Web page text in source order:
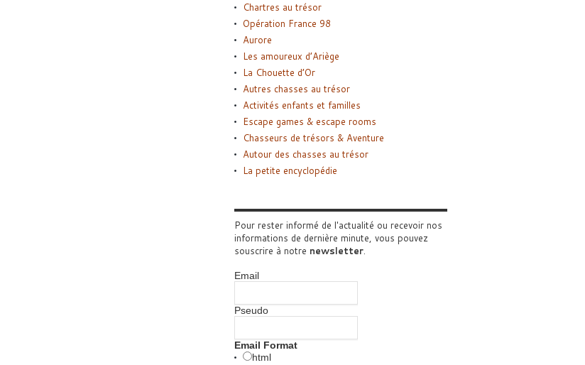
Chartres au trésor
Opération France 98
Aurore
Les amoureux d’Ariège
La Chouette d’Or
Autres chasses au trésor
Activités enfants et familles
Escape games & escape rooms
Chasseurs de trésors & Aventure
Autour des chasses au trésor
La petite encyclopédie
Pour rester informé de l'actualité ou recevoir nos
informations de dernière minute, vous pouvez
souscrire à notre newsletter.
Email
Pseudo
Email Format
html